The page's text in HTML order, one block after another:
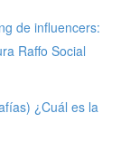
de influencers:
Raffo Social
¿Cuál es la